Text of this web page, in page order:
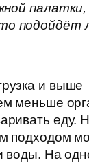
палатки,
подойдёт
и выше
меньше
еду.
подходом
воды. На